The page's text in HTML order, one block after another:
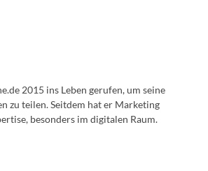
2015 ins Leben gerufen, um seine
zu teilen. Seitdem hat er Marketing
besonders im digitalen Raum.